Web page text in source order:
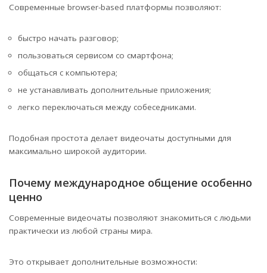
Современные browser-based платформы позволяют:
быстро начать разговор;
пользоваться сервисом со смартфона;
общаться с компьютера;
не устанавливать дополнительные приложения;
легко переключаться между собеседниками.
Подобная простота делает видеочаты доступными для
максимально широкой аудитории.
Почему международное общение особенно
ценно
Современные видеочаты позволяют знакомиться с людьми
практически из любой страны мира.
Это открывает дополнительные возможности: